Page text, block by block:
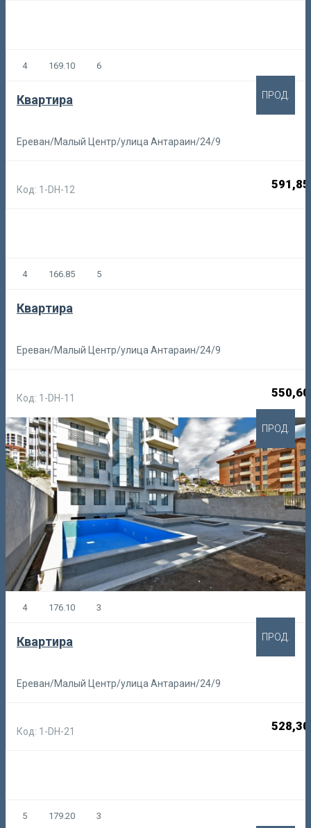
4 169.10 6
Квартира
Ереван/Малый Центр/улица Антараин/24/9
Код: 1-DH-12
ПРОД.
4 166.85 5
Квартира
Ереван/Малый Центр/улица Антараин/24/9
Код: 1-DH-11
ПРОД.
4 176.10 3
Квартира
Ереван/Малый Центр/улица Антараин/24/9
Код: 1-DH-21
ПРОД.
5 179.20 3